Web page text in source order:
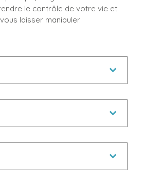
le contrôle de votre vie et
laisser manipuler.